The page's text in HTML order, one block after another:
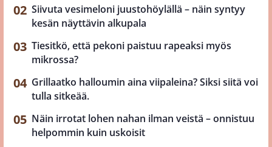
Siivuta vesimeloni juustohöylällä – näin syntyy
kesän näyttävin alkupala
Tiesitkö, että pekoni paistuu rapeaksi myös
mikrossa?
Grillaatko halloumin aina viipaleina? Siksi siitä voi
tulla sitkeää.
Näin irrotat lohen nahan ilman veistä – onnistuu
helpommin kuin uskoisit